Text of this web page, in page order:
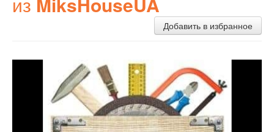
Добавить в избранное